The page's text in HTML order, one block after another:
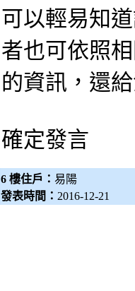
可以輕易知
者也可依照
的資訊，還
確定發言
6 樓住戶： 易陽
發表時間： 2016-12-21